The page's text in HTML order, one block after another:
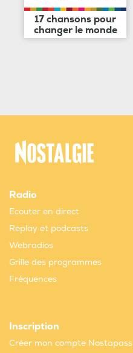
17 chansons pour
changer le monde
Radio
Ecouter en direct
Replay et podcasts
Webradios
Grille des programmes
Fréquences
Inscription
Créer mon compte Nostapass